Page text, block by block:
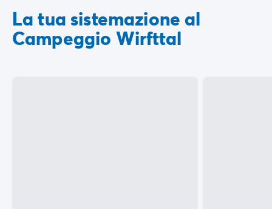
La tua sistemazione al
Campeggio Wirfttal